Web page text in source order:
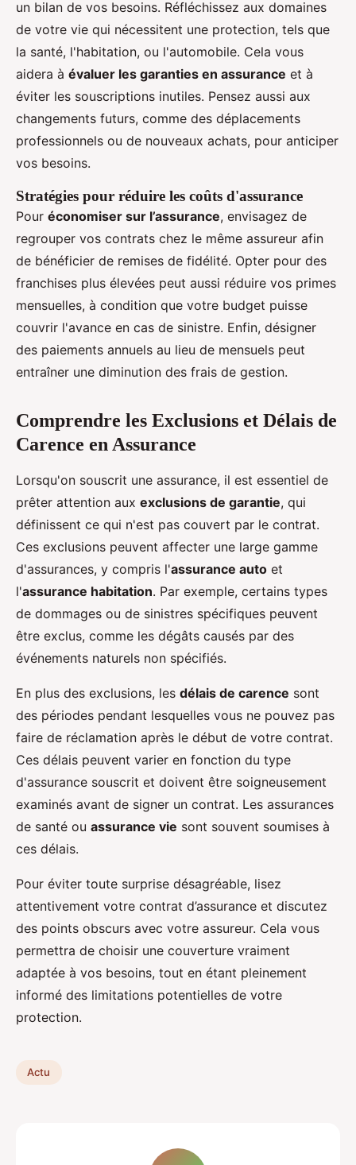
un bilan de vos besoins. Réfléchissez aux domaines
de votre vie qui nécessitent une protection, tels que
la santé, l'habitation, ou l'automobile. Cela vous
aidera à évaluer les garanties en assurance et à
éviter les souscriptions inutiles. Pensez aussi aux
changements futurs, comme des déplacements
professionnels ou de nouveaux achats, pour anticiper
vos besoins.
Stratégies pour réduire les coûts d'assurance
Pour économiser sur l’assurance, envisagez de
regrouper vos contrats chez le même assureur afin
de bénéficier de remises de fidélité. Opter pour des
franchises plus élevées peut aussi réduire vos primes
mensuelles, à condition que votre budget puisse
couvrir l'avance en cas de sinistre. Enfin, désigner
des paiements annuels au lieu de mensuels peut
entraîner une diminution des frais de gestion.
Comprendre les Exclusions et Délais de
Carence en Assurance
Lorsqu'on souscrit une assurance, il est essentiel de
prêter attention aux exclusions de garantie, qui
définissent ce qui n'est pas couvert par le contrat.
Ces exclusions peuvent affecter une large gamme
d'assurances, y compris l'assurance auto et
l'assurance habitation. Par exemple, certains types
de dommages ou de sinistres spécifiques peuvent
être exclus, comme les dégâts causés par des
événements naturels non spécifiés.
En plus des exclusions, les délais de carence sont
des périodes pendant lesquelles vous ne pouvez pas
faire de réclamation après le début de votre contrat.
Ces délais peuvent varier en fonction du type
d'assurance souscrit et doivent être soigneusement
examinés avant de signer un contrat. Les assurances
de santé ou assurance vie sont souvent soumises à
ces délais.
Pour éviter toute surprise désagréable, lisez
attentivement votre contrat d’assurance et discutez
des points obscurs avec votre assureur. Cela vous
permettra de choisir une couverture vraiment
adaptée à vos besoins, tout en étant pleinement
informé des limitations potentielles de votre
protection.
Actu